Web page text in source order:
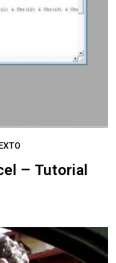
– Tutorial